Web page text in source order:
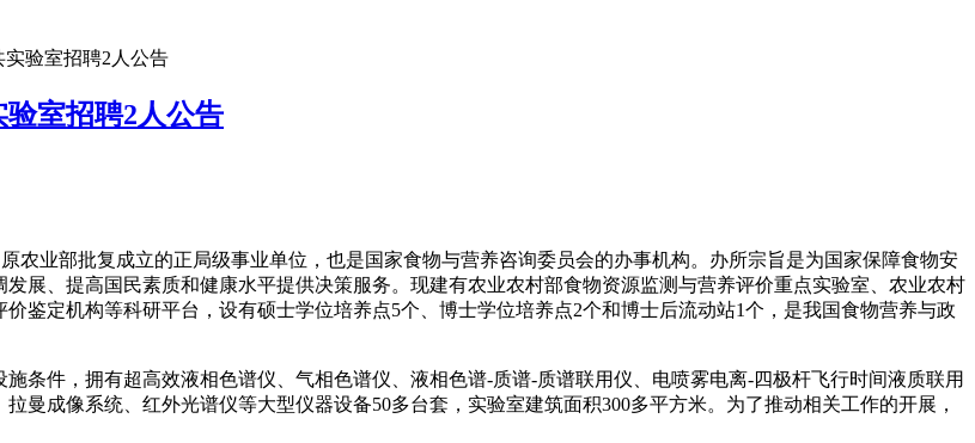
验室招聘2人公告
室招聘2人公告
农业部批复成立的正局级事业单位，也是国家食物与营养咨询委员会的办事机构。办所宗旨是为国家保障食物安
展、提高国民素质和健康水平提供决策服务。现建有农业农村部食物资源监测与营养评价重点实验室、农业农村
鉴定机构等科研平台，设有硕士学位培养点5个、博士学位培养点2个和博士后流动站1个，是我国食物营养与政
条件，拥有超高效液相色谱仪、气相色谱仪、液相色谱-质谱-质谱联用仪、电喷雾电离-四极杆飞行时间液质联用
曼成像系统、红外光谱仪等大型仪器设备50多台套，实验室建筑面积300多平方米。为了推动相关工作的开展，